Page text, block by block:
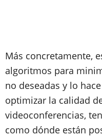
Más concretamente,
algoritmos para
no deseadas y lo
optimizar la calidad
videoconferencias,
como dónde están